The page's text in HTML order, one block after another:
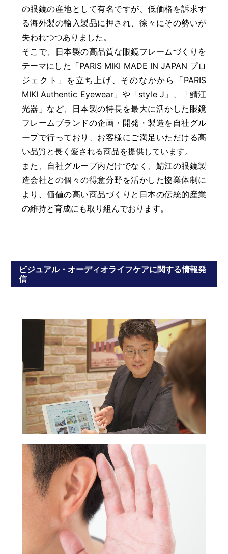
の眼鏡の産地として有名ですが、低価格を訴求す
る海外製の輸入製品に押され、徐々にその勢いが
失われつつありました。
そこで、日本製の高品質な眼鏡フレームづくりを
テーマにした「PARIS MIKI MADE IN JAPAN プロ
ジェクト」を立ち上げ、そのなかから「PARIS
MIKI Authentic Eyewear」や「style J」、「鯖江
光器」など、日本製の特長を最大に活かした眼鏡
フレームブランドの企画・開発・製造を自社グル
ープで行っており、お客様にご満足いただける高
い品質と長く愛される商品を提供しています。
また、自社グループ内だけでなく、鯖江の眼鏡製
造会社との個々の得意分野を活かした協業体制に
より、価値の高い商品づくりと日本の伝統的産業
の維持と育成にも取り組んでおります。
ビジュアル・オーディオライフケアに関する情報発
信